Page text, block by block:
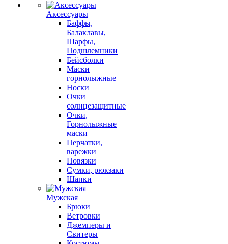
Аксессуары
Баффы,
Балаклавы,
Шарфы,
Подшлемники
Бейсболки
Маски
горнолыжные
Носки
Очки
солнцезащитные
Очки,
Горнолыжные
маски
Перчатки,
варежки
Повязки
Сумки, рюкзаки
Шапки
Мужская
Брюки
Ветровки
Джемперы и
Свитеры